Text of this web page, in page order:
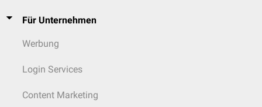
Für Unternehmen
Werbung
Login Services
Content Marketing